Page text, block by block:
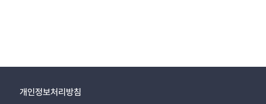
개인정보처리방침